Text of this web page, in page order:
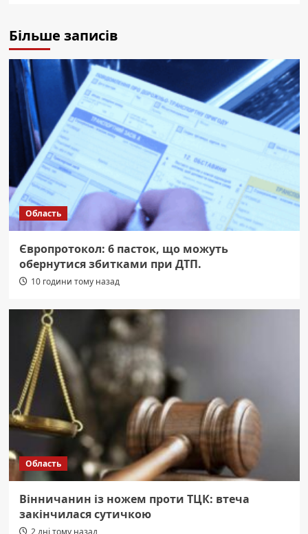
Більше записів
Область
Європротокол: 6 пасток, що можуть
обернутися збитками при ДТП.
10 години тому назад
Область
Вінничанин із ножем проти ТЦК: втеча
закінчилася сутичкою
2 дні тому назад